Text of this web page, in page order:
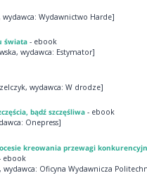
Wydawnictwo Harde]
świata - ebook
wydawca: Estymator]
wydawca: W drodze]
bądź szczęśliwa- ebook
Onepress]
kreowania przewagi
ebook
Oficyna Wydawnicza